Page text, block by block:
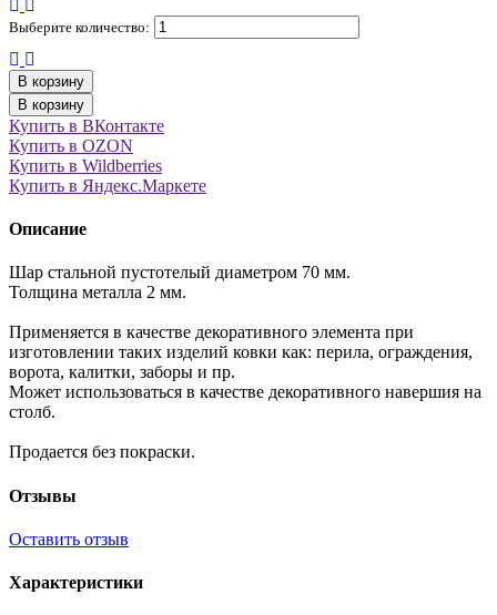
Выберите количество:
В корзину
В корзину
Купить в ВКонтакте
Купить в OZON
Купить в Wildberries
Купить в Яндекс.Маркете
Описание
Шар стальной пустотелый диаметром 70 мм.
Толщина металла 2 мм.
Применяется в качестве декоративного элемента при
изготовлении таких изделий ковки как: перила, ограждения,
ворота, калитки, заборы и пр.
Может использоваться в качестве декоративного навершия на
столб.
Продается без покраски.
Отзывы
Оставить отзыв
Характеристики